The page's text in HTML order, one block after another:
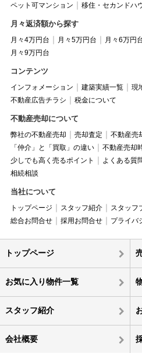
ペット可マンション
移住・セカンドハ
月々返済額から探す
月々4万円台 月々5万円台 月々6万円
月々9万円台
コンテンツ
インフォメーション 建築実績一覧
現
不動産広告チラシ
税金について
不動産売却について
弊社の不動産売却 売却査定 不動産売
「仲介」と「買取」の違い
不動産売却
少しでも高く売るポイント
よくある質
相続相談
当社について
トップページ スタッフ紹介 スタッフ
総合お問合せ
採用お問合せ プライバ
トップページ
お気に入り物件一覧
スタッフ紹介
会社概要